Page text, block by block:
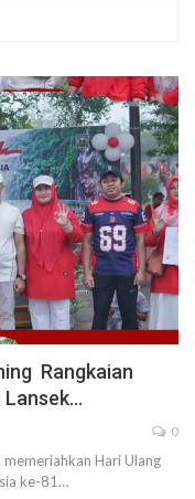
Rangkaian
Lansek…
0
memeriahkan Hari Ulang
ke-81…